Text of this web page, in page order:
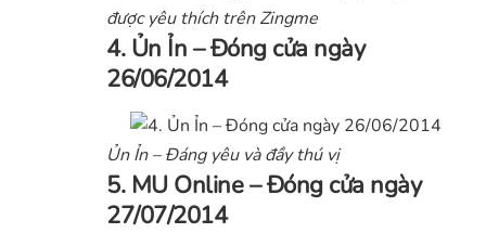
được yêu thích trên Zingme
4. Ủn Ỉn – Đóng cửa ngày
26/06/2014
Ủn Ỉn – Đáng yêu và đầy thú vị
5. MU Online – Đóng cửa ngày
27/07/2014